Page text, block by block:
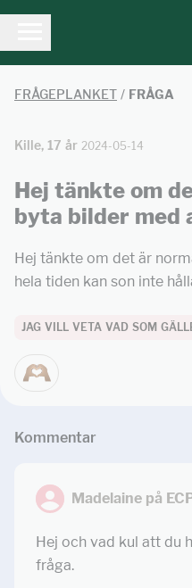
FRÅGEPLANKET / FRÅGA
Kille, 17 år 2024-05-14
Hej tänkte om
byta bilder med
Hej tänkte om det är
hela tiden kan son inte
JAG VILL VETA VAD SOM
Kommentar
Madelaine på
Hej och vad kul att du
fråga.